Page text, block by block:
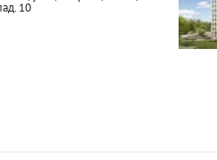
10